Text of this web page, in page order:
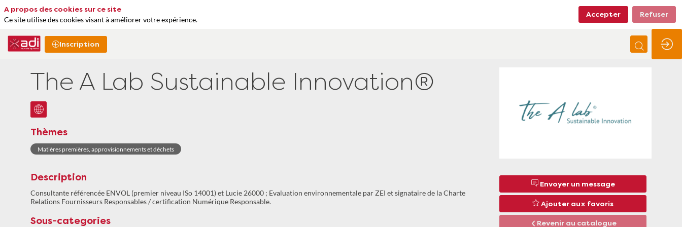
Inscription
The A Lab Sustainable Innovation®
Thèmes
Matières premières, approvisionnements et déchets
Envoyer un message
Ajouter aux favoris
Revenir au catalogue
Description
Consultante référencée ENVOL (premier niveau ISo 14001) et Lucie 26000 ; Evaluation environnementale par ZEI et signataire de la Charte
Relations Fournisseurs Responsables / certification Numérique Responsable.
Sous-categories
A propos des cookies sur ce site
Ce site utilise des cookies visant à améliorer votre expérience.
Accepter Refuser